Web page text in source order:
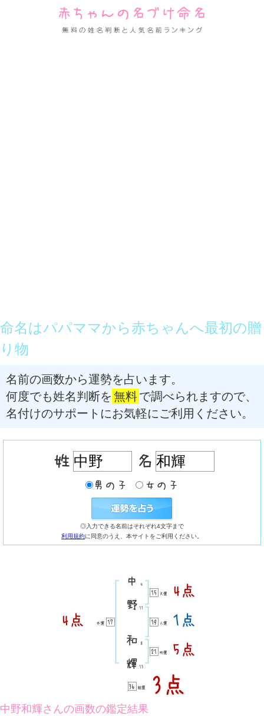
命名はパパママから赤ちゃんへ最初の贈
り物
名前の画数から運勢を占います。
何度でも姓名判断を 無料で調べられますので、
名付けのサポートにお気軽にご利用ください。
◎入力できる名前はそれぞれ4文字まで
利用規約に同意のうえ、本サイトをご利用ください。
中野和輝さんの画数の鑑定結果